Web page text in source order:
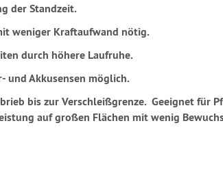
der Standzeit.
weniger Kraftaufwand nötig.
durch höhere Laufruhe.
und Akkusensen möglich.
bis zur Verschleißgrenze. Geeignet für
auf großen Flächen mit wenig